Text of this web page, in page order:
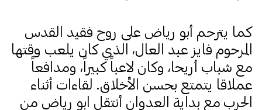
كما يترحم أبو رياض على روح فقيد القدس
المرحوم فايز عبد العال، الذي كان يلعب وقتها
مع شباب أريحا، وكان لاعباً كبيراً، ومدافعاً
عملاقا يتمتع بحسن الأخلاق. لقاءات أثناء
الحرب مع بداية العدوان أنتقل ابو رياض من